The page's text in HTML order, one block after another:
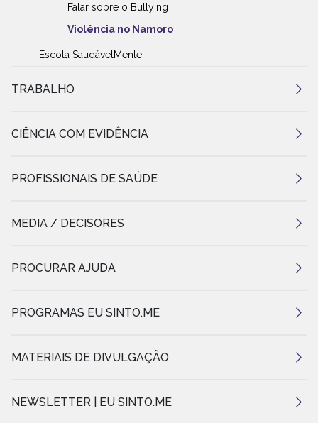
Falar sobre o Bullying
Violência no Namoro
Escola SaudávelMente
TRABALHO
CIÊNCIA COM EVIDÊNCIA
PROFISSIONAIS DE SAÚDE
MEDIA / DECISORES
PROCURAR AJUDA
PROGRAMAS EU SINTO.ME
MATERIAIS DE DIVULGAÇÃO
NEWSLETTER | EU SINTO.ME